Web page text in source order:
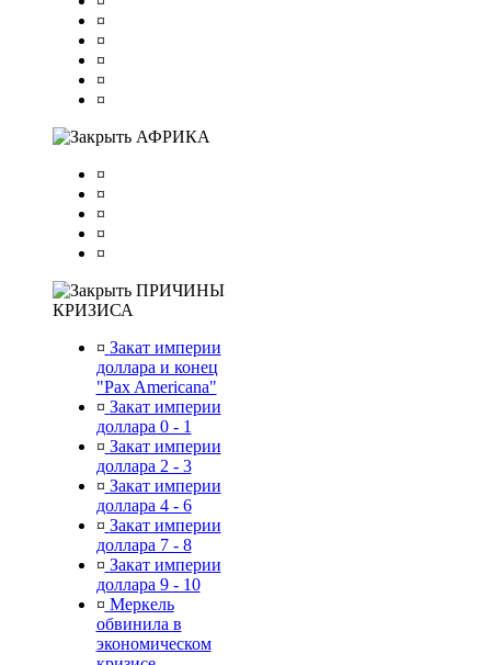
¤
¤
¤
¤
¤
АФРИКА
¤
¤
¤
¤
¤
ПРИЧИНЫ
КРИЗИСА
¤ Закат империи
доллара и конец
"Pax Americana"
¤ Закат империи
доллара 0 - 1
¤ Закат империи
доллара 2 - 3
¤ Закат империи
доллара 4 - 6
¤ Закат империи
доллара 7 - 8
¤ Закат империи
доллара 9 - 10
¤ Меркель
обвинила в
экономическом